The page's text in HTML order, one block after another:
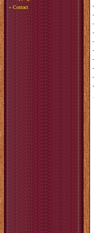
» Contact
-
-
-
-
-
-
-
-
-
-